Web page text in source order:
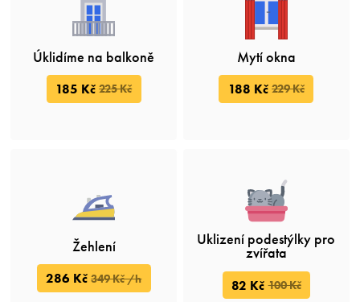
Úklidíme na balkoně
185 Kč 225 Kč
Mytí okna
188 Kč 229 Kč
Žehlení
286 Kč 349 Kč /h
Uklizení podestýlky pro
zvířata
82 Kč 100 Kč